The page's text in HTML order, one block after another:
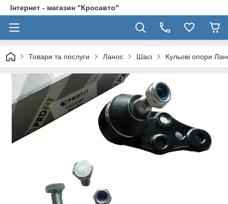
Інтернет - магазин "Кросавто"
Товари та послуги Ланос Шасі Кульові опори